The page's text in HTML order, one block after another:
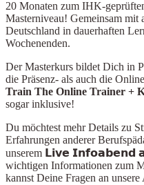
20 Monaten zum IHK-
Masterniveau! Gemeinsam mit
Deutschland in dauerhaften
Wochenenden.
Der Masterkurs bildet Dich in
die Präsenz- als auch die
Train The Online Trainer +
sogar inklusive!
Du möchtest mehr Details zu
Erfahrungen anderer
unserem 𝗟𝗶𝘃𝗲 𝗜𝗻𝗳𝗼𝗮𝗯𝗲𝗻𝗱
wichtigen Informationen zum
kannst Deine Fragen an